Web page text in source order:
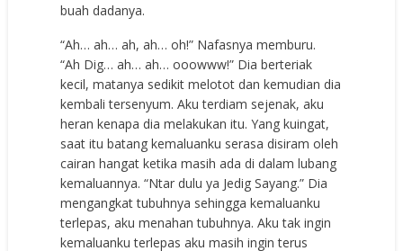
buah dadanya.
“Ah… ah… ah, ah… oh!” Nafasnya memburu.
“Ah Dig… ah… ah… ooowww!” Dia berteriak
kecil, matanya sedikit melotot dan kemudian dia
kembali tersenyum. Aku terdiam sejenak, aku
heran kenapa dia melakukan itu. Yang kuingat,
saat itu batang kemaluanku serasa disiram oleh
cairan hangat ketika masih ada di dalam lubang
kemaluannya. “Ntar dulu ya Jedig Sayang.” Dia
mengangkat tubuhnya sehingga kemaluanku
terlepas, aku menahan tubuhnya. Aku tak ingin
kemaluanku terlepas aku masih ingin terus